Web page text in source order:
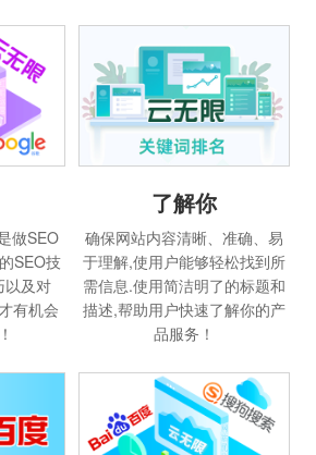
做SEO
SEO技
以及对
有机会
了解你
确保网站内容清晰、准确、易
于理解,使用户能够轻松找到所
需信息.使用简洁明了的标题和
描述,帮助用户快速了解你的产
品服务！